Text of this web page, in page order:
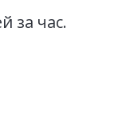
за час.